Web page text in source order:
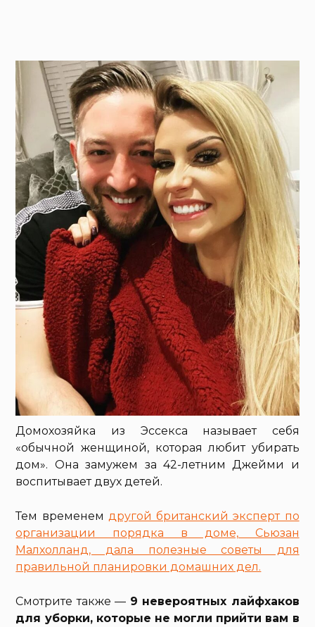
Домохозяйка из Эссекса называет себя
«обычной женщиной, которая любит убирать
дом». Она замужем за 42-летним Джейми и
воспитывает двух детей.
Тем временем другой британский эксперт по
организации порядка в доме, Сьюзан
Малхолланд, дала полезные советы для
правильной планировки домашних дел.
Смотрите также —9 невероятных лайфхаков
для уборки, которые не могли прийти вам в